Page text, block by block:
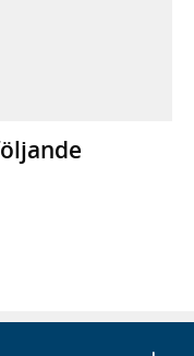
webbplats,
webbplats,